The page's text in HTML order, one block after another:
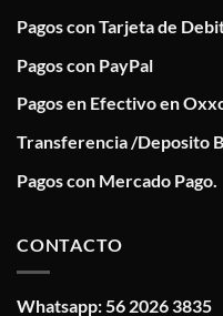
Pagos con Tarjeta de
Pagos con PayPal
Pagos en Efectivo en
Transferencia /Deposito
Pagos con Mercado Pago.
CONTACTO
Whatsapp: 56 2026 3835